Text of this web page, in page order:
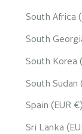
South Africa
South
South Korea
South Sudan
Spain (EUR €)
Sri Lanka